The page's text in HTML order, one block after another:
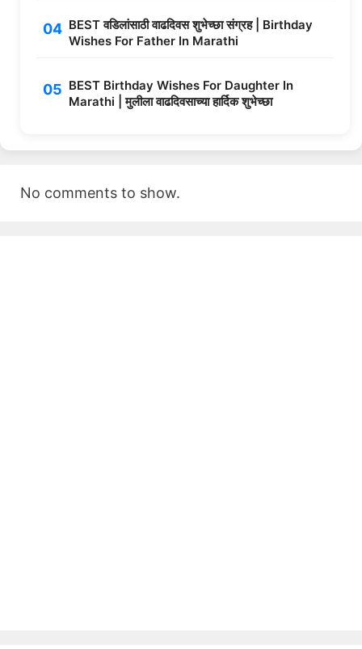
BEST वडिलांसाठी वाढदिवस शुभेच्छा संग्रह | Birthday
Wishes For Father In Marathi
BEST Birthday Wishes For Daughter In
Marathi | मुलीला वाढदिवसाच्या हार्दिक शुभेच्छा
No comments to show.